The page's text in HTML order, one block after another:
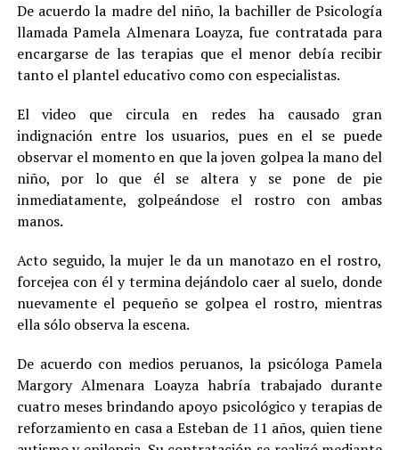
De acuerdo la madre del niño, la bachiller de Psicología
llamada Pamela Almenara Loayza, fue contratada para
encargarse de las terapias que el menor debía recibir
tanto el plantel educativo como con especialistas.
El video que circula en redes ha causado gran
indignación entre los usuarios, pues en el se puede
observar el momento en que la joven golpea la mano del
niño, por lo que él se altera y se pone de pie
inmediatamente, golpeándose el rostro con ambas
manos.
Acto seguido, la mujer le da un manotazo en el rostro,
forcejea con él y termina dejándolo caer al suelo, donde
nuevamente el pequeño se golpea el rostro, mientras
ella sólo observa la escena.
De acuerdo con medios peruanos, la psicóloga Pamela
Margory Almenara Loayza habría trabajado durante
cuatro meses brindando apoyo psicológico y terapias de
reforzamiento en casa a Esteban de 11 años, quien tiene